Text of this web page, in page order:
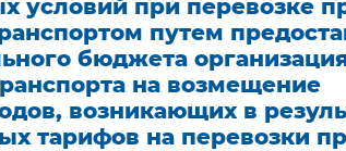
условий при перевозке
путем
бюджета
на возмещение
возникающих в
тарифов на перевозки